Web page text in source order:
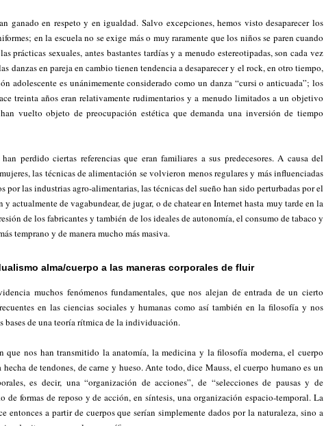
ganado en respeto y en igualdad. Salvo excepciones, hemos visto desaparecer los
en la escuela no se exige más o muy raramente que los niños se paren cuando
prácticas sexuales, antes bastantes tardías y a menudo estereotipadas, son cada vez
danzas en pareja en cambio tienen tendencia a desaparecer y el rock, en otro tiempo,
adolescente es unánimemente considerado como un danza “cursi o anticuada”; los
treinta años eran relativamente rudimentarios y a menudo limitados a un objetivo
vuelto objeto de preocupación estética que demanda una inversión de tiempo
perdido ciertas referencias que eran familiares a sus predecesores. A causa del
las técnicas de alimentación se volvieron menos regulares y más influenciadas
por las industrias agro-alimentarias, las técnicas del sueño han sido perturbadas por el
actualmente de vagabundear, de jugar, o de chatear en Internet hasta muy tarde en la
de los fabricantes y también de los ideales de autonomía, el consumo de tabaco y
temprano y de manera mucho más masiva.
alma/cuerpo a las maneras corporales de fluir
muchos fenómenos fundamentales, que nos alejan de entrada de un cierto
en las ciencias sociales y humanas como así también en la filosofía y nos
bases de una teoría rítmica de la individuación.
que nos han transmitido la anatomía, la medicina y la filosofía moderna, el cuerpo
de tendones, de carne y hueso. Ante todo, dice Mauss, el cuerpo humano es un
es decir, una “organización de acciones”, de “selecciones de pausas y de
de formas de reposo y de acción, en síntesis, una organización espacio-temporal. La
entonces a partir de cuerpos que serían simplemente dados por la naturaleza, sino a